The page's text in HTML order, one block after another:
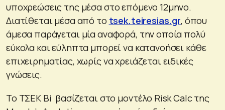
υποχρεώσεις της μέσα στο επόμενο 12μηνο.
Διατίθεται μέσα από το tsek.teiresias.gr, όπου
άμεσα παράγεται μία αναφορά, την οποία πολύ
εύκολα και εύληπτα μπορεί να κατανοήσει κάθε
επιχειρηματίας, χωρίς να χρειάζεται ειδικές
γνώσεις.
Το ΤΣΕΚ Bi βασίζεται στο μοντέλο Risk Calc της